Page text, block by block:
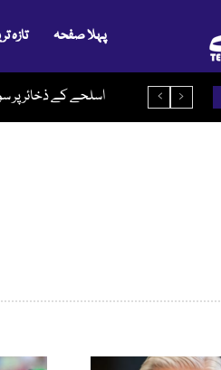
پہلا صفحہ تازہ
اسلحے کے ذخائر پر